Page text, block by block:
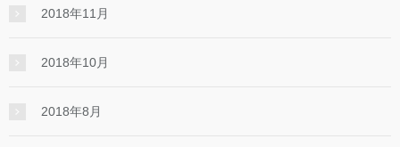
2018年11月
2018年10月
2018年8月